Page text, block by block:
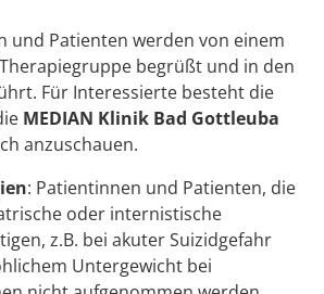
und Patienten werden von einem
begrüßt und in den
Für Interessierte besteht die
MEDIAN Klinik Bad Gottleuba
anzuschauen.
: Patientinnen und Patienten, die
oder internistische
z.B. bei akuter Suizidgefahr
Untergewicht bei